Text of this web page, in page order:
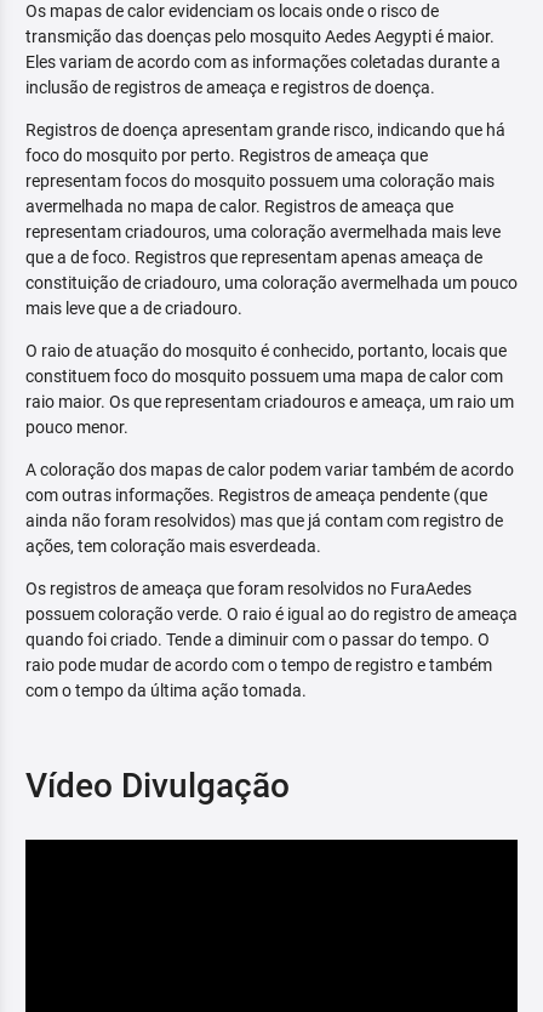
Os mapas de calor evidenciam os locais onde o risco de
transmição das doenças pelo mosquito Aedes Aegypti é maior.
Eles variam de acordo com as informações coletadas durante a
inclusão de registros de ameaça e registros de doença.
Registros de doença apresentam grande risco, indicando que há
foco do mosquito por perto. Registros de ameaça que
representam focos do mosquito possuem uma coloração mais
avermelhada no mapa de calor. Registros de ameaça que
representam criadouros, uma coloração avermelhada mais leve
que a de foco. Registros que representam apenas ameaça de
constituição de criadouro, uma coloração avermelhada um pouco
mais leve que a de criadouro.
O raio de atuação do mosquito é conhecido, portanto, locais que
constituem foco do mosquito possuem uma mapa de calor com
raio maior. Os que representam criadouros e ameaça, um raio um
pouco menor.
A coloração dos mapas de calor podem variar também de acordo
com outras informações. Registros de ameaça pendente (que
ainda não foram resolvidos) mas que já contam com registro de
ações, tem coloração mais esverdeada.
Os registros de ameaça que foram resolvidos no FuraAedes
possuem coloração verde. O raio é igual ao do registro de ameaça
quando foi criado. Tende a diminuir com o passar do tempo. O
raio pode mudar de acordo com o tempo de registro e também
com o tempo da última ação tomada.
Vídeo Divulgação